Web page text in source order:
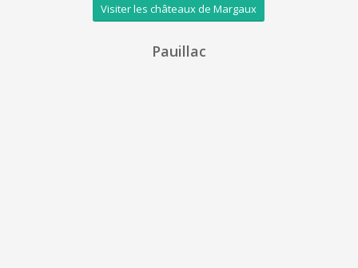
Visiter les châteaux de Margaux
Pauillac